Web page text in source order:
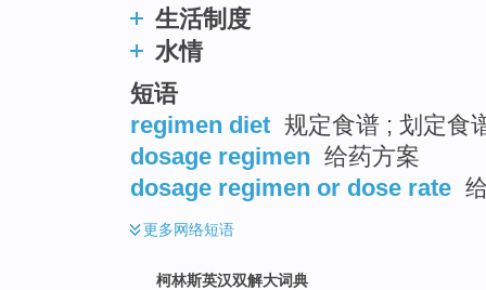
生活制度
水情
短语
regimen diet 规定食谱 ; 划定食
dosage regimen 给药方案
dosage regimen or dose rate
更多网络短语
柯林斯英汉双解大词典